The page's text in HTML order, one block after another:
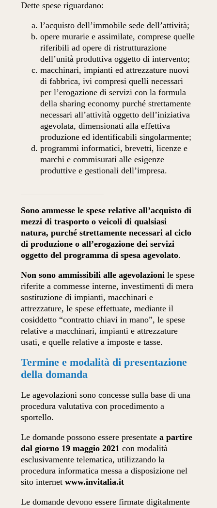
Dette spese riguardano:
l’acquisto dell’immobile sede dell’attività;
opere murarie e assimilate, comprese quelle
riferibili ad opere di ristrutturazione
dell’unità produttiva oggetto di intervento;
macchinari, impianti ed attrezzature nuovi
di fabbrica, ivi compresi quelli necessari
per l’erogazione di servizi con la formula
della sharing economy purché strettamente
necessari all’attività oggetto dell’iniziativa
agevolata, dimensionati alla effettiva
produzione ed identificabili singolarmente;
programmi informatici, brevetti, licenze e
marchi e commisurati alle esigenze
produttive e gestionali dell’impresa.
Sono ammesse le spese relative all’acquisto di
mezzi di trasporto o veicoli di qualsiasi
natura, purché strettamente necessari al ciclo
di produzione o all’erogazione dei servizi
oggetto del programma di spesa agevolato.
Non sono ammissibili alle agevolazionile spese
riferite a commesse interne, investimenti di mera
sostituzione di impianti, macchinari e
attrezzature, le spese effettuate, mediante il
cosiddetto “contratto chiavi in mano”, le spese
relative a macchinari, impianti e attrezzature
usati, e quelle relative a imposte e tasse.
Termine e modalità di presentazione
della domanda
Le agevolazioni sono concesse sulla base di una
procedura valutativa con procedimento a
sportello.
Le domande possono essere presentatea partire
dal giorno 19 maggio 2021con modalità
esclusivamente telematica, utilizzando la
procedura informatica messa a disposizione nel
sito internetwww.invitalia.it
Le domande devono essere firmate digitalmente